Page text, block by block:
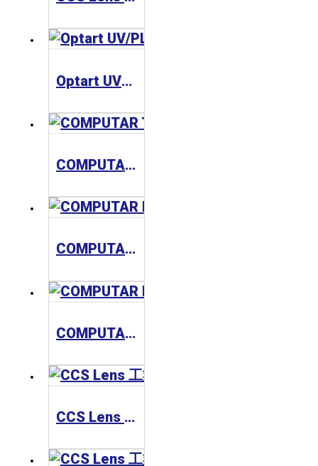
Optart UV/PL Filter Series 濾鏡
COMPUTAR TEC Series 工業鏡頭
COMPUTAR MLM Series 工業鏡頭
COMPUTAR MLH Series 工業鏡頭
CCS Lens 工業鏡頭 SE-110-5M Series